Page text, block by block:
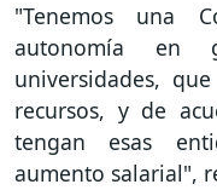
"Tenemos una
autonomía en
universidades,
recursos, y de
tengan esas
aumento salarial",